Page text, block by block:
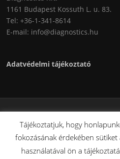
1161 Budapest Kossuth L. u. 83.
Tel: +36-1-341-8614
E-mail: info@diagnostics.hu
Adatvédelmi tájékoztató
Copyright © 2026 Diagnostics
Screenr parallax theme
Tájékoztatjuk, hogy
fokozásának érdekében
használatával ön a